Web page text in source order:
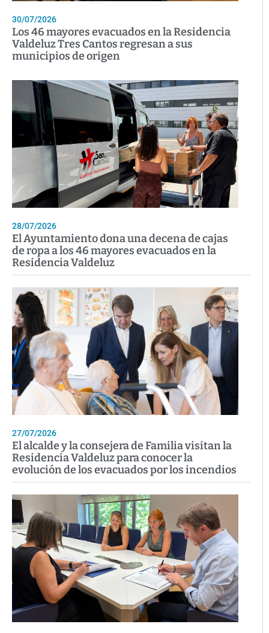
30/07/2026
Los 46 mayores evacuados en la Residencia
Valdeluz Tres Cantos regresan a sus
municipios de origen
28/07/2026
El Ayuntamiento dona una decena de cajas
de ropa a los 46 mayores evacuados en la
Residencia Valdeluz
27/07/2026
El alcalde y la consejera de Familia visitan la
Residencia Valdeluz para conocer la
evolución de los evacuados por los incendios